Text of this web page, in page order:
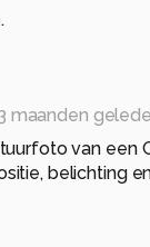
maanden
van een
belichting